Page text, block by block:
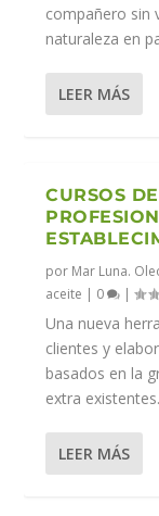
compañero sin
naturaleza en
LEER MÁS
CURSOS
por Mar Luna.
aceite | 0 |
Una nueva
clientes y
basados en la
extra existentes.
LEER MÁS